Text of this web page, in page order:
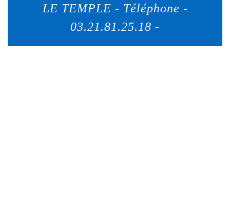
LE TEMPLE - Téléphone -
03.21.81.25.18 -
Scroll